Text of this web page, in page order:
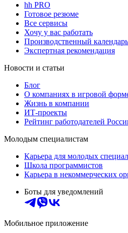
hh PRO
Готовое резюме
Все сервисы
Хочу у вас работать
Производственный календарь
Экспертная рекомендация
Новости и статьи
Блог
О компаниях в игровой
Жизнь в компании
ИТ-проекты
Рейтинг работодателей
Молодым специалистам
Карьера для молодых
Школа программистов
Карьера в некоммерческих
Боты для уведомлений
Мобильное приложение